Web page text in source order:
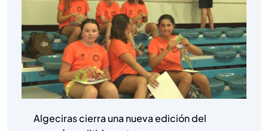
Algeciras cierra una nueva edición del